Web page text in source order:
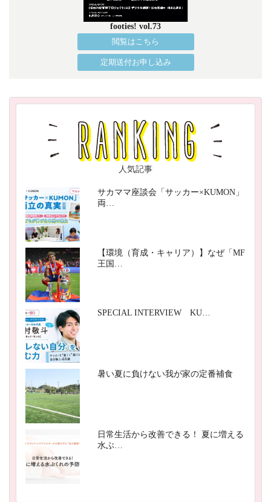
footies! vol.73
閲覧はこちら
定期送付お申し込み
人気記事
サカママ座談会「サッカー×KUMON」
両…
【環境（育成・キャリア）】なぜ「MF
王国…
SPECIAL INTERVIEW KU…
暑い夏に負けない我が家の定番補食
日常生活から改善できる！ 夏に増える
水ぶ…